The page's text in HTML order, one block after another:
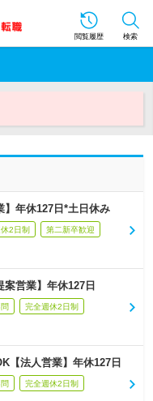
閲覧履歴 検索
】年休127日*土日休み
2日制 第二新卒歓迎
営業】年休127日
完全週休2日制
【法人営業】年休127日
完全週休2日制